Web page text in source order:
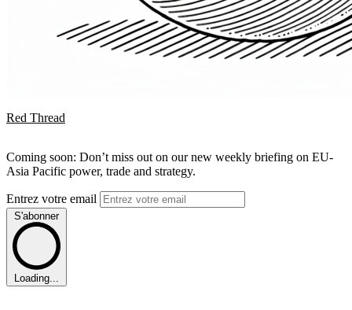
Red Thread
Coming soon: Don’t miss out on our new weekly briefing on EU-
Asia Pacific power, trade and strategy.
Entrez votre email
S'abonner
Loading...